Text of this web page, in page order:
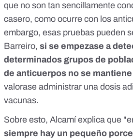
que no son tan sencillamente
casero, como ocurre con los
embargo, esas pruebas pueden
Barreiro, si se empezase a
determinados grupos de
de anticuerpos no se
valorase administrar una dosis
vacunas.
Sobre esto, Alcamí explica que
siempre hay un pequeño